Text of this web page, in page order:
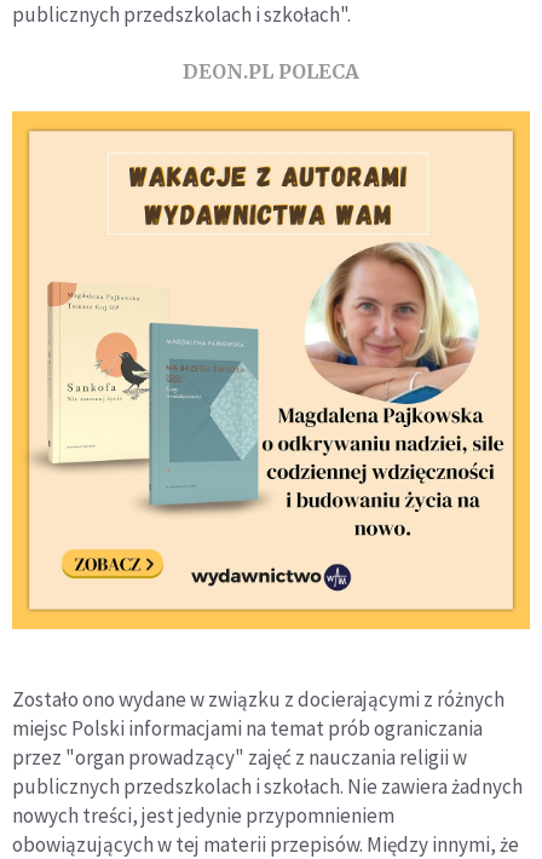
publicznych przedszkolach i szkołach".
DEON.PL POLECA
Zostało ono wydane w związku z docierającymi z różnych
miejsc Polski informacjami na temat prób ograniczania
przez "organ prowadzący" zajęć z nauczania religii w
publicznych przedszkolach i szkołach. Nie zawiera żadnych
nowych treści, jest jedynie przypomnieniem
obowiązujących w tej materii przepisów. Między innymi, że